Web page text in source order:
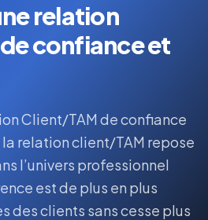
relation
confiance et
Client/TAM de confiance
relation client/TAM repose
l’univers professionnel
est de plus en plus
des clients sans cesse plus